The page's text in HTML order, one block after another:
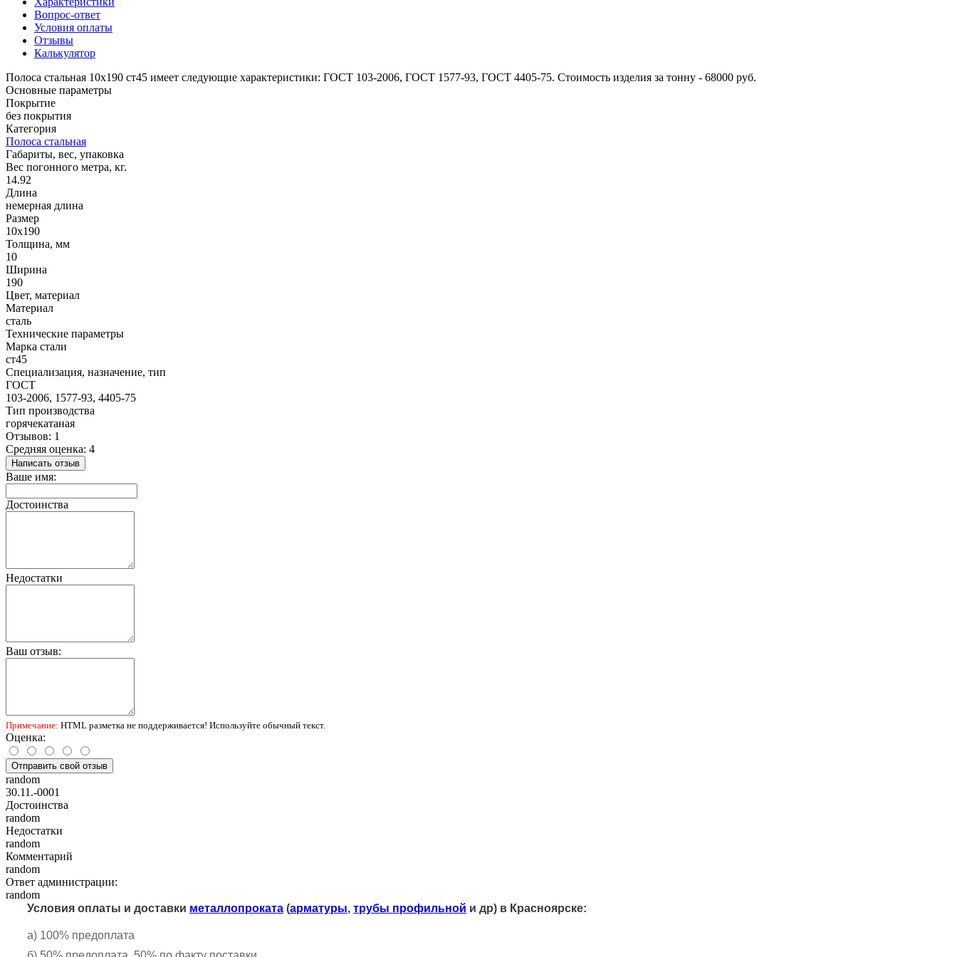
Вопрос-ответ
Условия оплаты
Отзывы
Калькулятор
Полоса стальная 10х190 ст45 имеет следующие характеристики: ГОСТ 103-2006, ГОСТ 1577-93, ГОСТ 4405-75. Стоимость изделия за тонну - 68000 руб.
Основные параметры
Покрытие
без покрытия
Категория
Полоса стальная
Габариты, вес, упаковка
Вес погонного метра, кг.
14.92
Длина
немерная длина
Размер
10х190
Толщина, мм
10
Ширина
190
Цвет, материал
Материал
сталь
Технические параметры
Марка стали
ст45
Специализация, назначение, тип
ГОСТ
103-2006, 1577-93, 4405-75
Тип производства
горячекатаная
Отзывов: 1
Средняя оценка: 4
Написать отзыв
Ваше имя:
Достоинства
Недостатки
Ваш отзыв:
Примечание: HTML разметка не поддерживается! Используйте обычный текст.
Оценка:
Отправить свой отзыв
random
30.11.-0001
Достоинства
random
Недостатки
random
Комментарий
random
Ответ администрации:
random
Условия оплаты и доставки металлопроката (арматуры, трубы профильной и др) в Красноярске:
а) 100% предоплата